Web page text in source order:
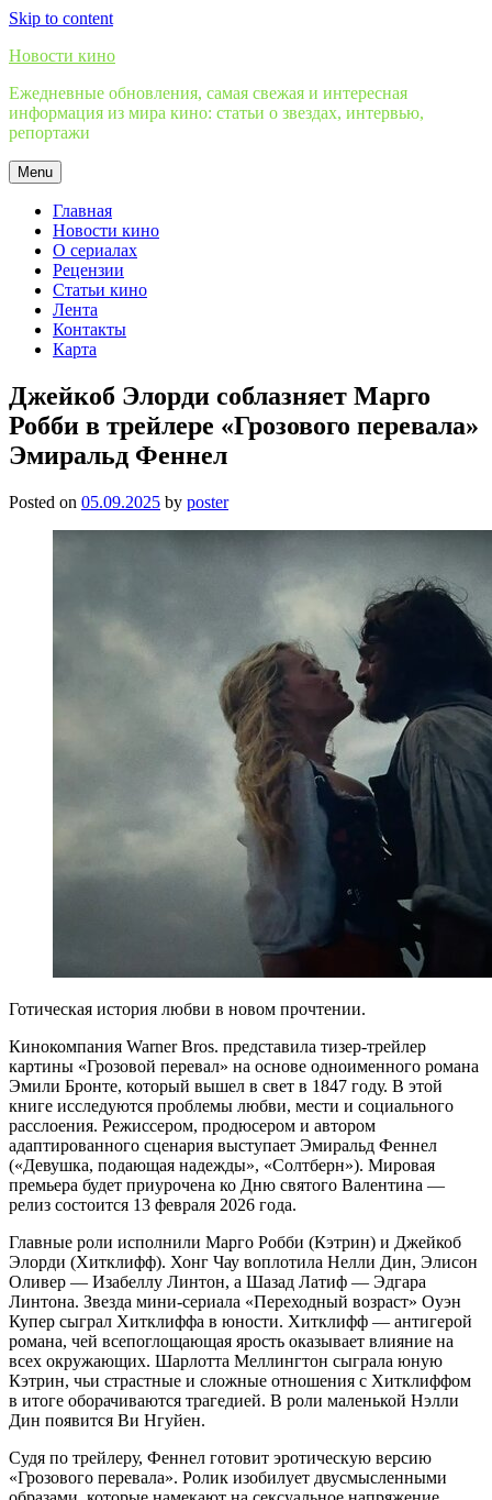
Skip to content
Новости кино
Ежедневные обновления, самая свежая и интересная
информация из мира кино: статьи о звездах, интервью,
репортажи
Menu
Главная
Новости кино
О сериалах
Рецензии
Статьи кино
Лента
Контакты
Карта
Джейкоб Элорди соблазняет Марго
Робби в трейлере «Грозового перевала»
Эмиральд Феннел
Posted on 05.09.2025 by poster
Готическая история любви в новом прочтении.
Кинокомпания Warner Bros. представила тизер-трейлер
картины «Грозовой перевал» на основе одноименного романа
Эмили Бронте, который вышел в свет в 1847 году. В этой
книге исследуются проблемы любви, мести и социального
расслоения. Режиссером, продюсером и автором
адаптированного сценария выступает Эмиральд Феннел
(«Девушка, подающая надежды», «Солтберн»). Мировая
премьера будет приурочена ко Дню святого Валентина —
релиз состоится 13 февраля 2026 года.
Главные роли исполнили Марго Робби (Кэтрин) и Джейкоб
Элорди (Хитклифф). Хонг Чау воплотила Нелли Дин, Элисон
Оливер — Изабеллу Линтон, а Шазад Латиф — Эдгара
Линтона. Звезда мини-сериала «Переходный возраст» Оуэн
Купер сыграл Хитклиффа в юности. Хитклифф — антигерой
романа, чей всепоглощающая ярость оказывает влияние на
всех окружающих. Шарлотта Меллингтон сыграла юную
Кэтрин, чьи страстные и сложные отношения с Хитклиффом
в итоге оборачиваются трагедией. В роли маленькой Нэлли
Дин появится Ви Нгуйен.
Судя по трейлеру, Феннел готовит эротическую версию
«Грозового перевала». Ролик изобилует двусмысленными